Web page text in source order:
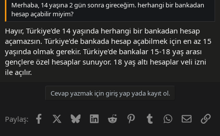
Merhaba, 14 yaşına 2 gün sonra gireceğim. herhangi bir bankadan
hesap açabilir miyim?
Hayır, Türkiye'de 14 yaşında herhangi bir bankadan hesap
açamazsın. Türkiye'de bankada hesap açabilmek için en az 15
yaşında olmak gerekir. Türkiye'de bankalar 15-18 yaş arası
gençlere özel hesaplar sunuyor. 18 yaş altı hesaplar veli izni
ile açılır.
Cevap yazmak için giriş yap yada kayıt ol.
Paylaş: FacebookX (Twitter)
BlueskyLinkedInReddit PinterestTumblr WhatsApp
E-posta